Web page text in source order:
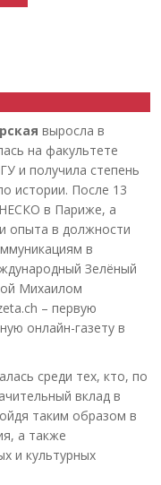
выросла в
на факультете
и получила степень
истории. После 13
в Париже, а
опыта в должности
в
Зелёный
Михаилом
– первую
онлайн-газету в
среди тех, кто, по
вклад в
таким образом в
а также
и культурных